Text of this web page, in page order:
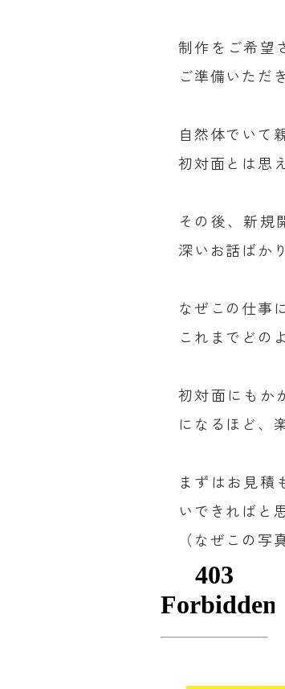
制作をご希望
ご準備いただ
自然体でいて
初対面とは思
その後、新規
深いお話ばか
なぜこの仕事
これまでどの
初対面にもか
になるほど、
まずはお見積
いできればと
（なぜこの写